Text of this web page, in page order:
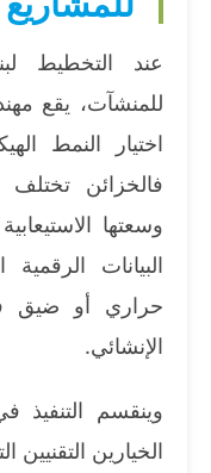
عند التخطيط
للمنشآت، يقع
اختيار النمط
فالخزائن تختلف
وسعتها
البيانات
حراري أو ضيق
الإنشائي.
وينقسم التنفيذ
الخيارين التقنيين